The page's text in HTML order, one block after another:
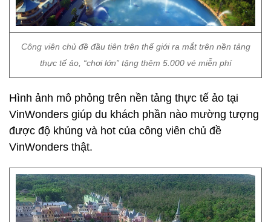
Công viên chủ đề đầu tiên trên thế giới ra mắt trên nền tảng
thực tế ảo, “chơi lớn” tặng thêm 5.000 vé miễn phí
Hình ảnh mô phỏng trên nền tảng thực tế ảo tại
VinWonders giúp du khách phần nào mường tượng
được độ khủng và hot của công viên chủ đề
VinWonders thật.